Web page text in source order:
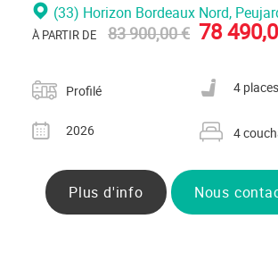
(33) Horizon Bordeaux Nord,
À PARTIR DE 83 900,00 € 78
Catégorie
Profilé
Nombre de
4
Année
2026
Nombre de
4
Plus d'info Nous